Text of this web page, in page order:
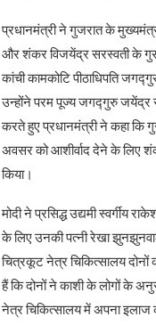
प्रधानमंत्री ने गुजरात के
और शंकर विजयेंद्र सरस्वती के
कांची कामकोटि पीठाधिपति
उन्होंने परम पूज्य जगद्गुरु जयेंद्र
करते हुए प्रधानमंत्री ने कहा कि
अवसर को आशीर्वाद देने के लिए
किया।
मोदी ने प्रसिद्ध उद्यमी स्वर्गीय
के लिए उनकी पत्नी रेखा
चित्रकूट नेत्र चिकित्सालय दोनों
हैं कि दोनों ने काशी के लोगों के
नेत्र चिकित्सालय में अपना इलाज